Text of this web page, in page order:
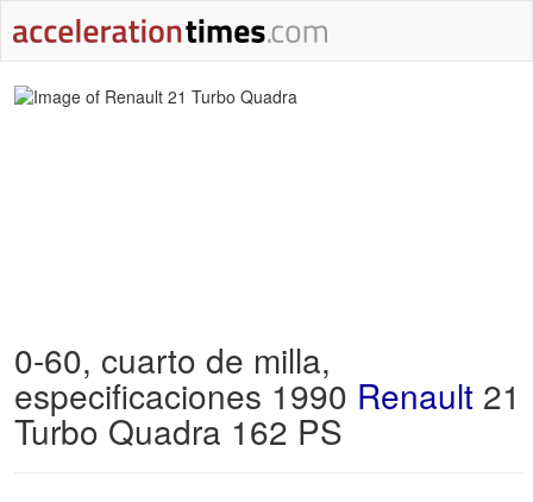
0-60, cuarto de milla,
especificaciones 1990 Renault 21
Turbo Quadra 162 PS